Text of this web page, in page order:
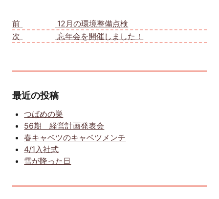
前
12月の環境整備点検
次
忘年会を開催しました！
最近の投稿
つばめの巣
56期 経営計画発表会
春キャベツのキャベツメンチ
4/1入社式
雪が降った日